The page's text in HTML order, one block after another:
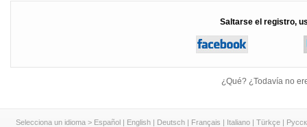
Saltarse el registro,
¿Qué? ¿Todavía no
Selecciona un idioma > Español | English | Deutsch | Français | Italiano | Türkçe |